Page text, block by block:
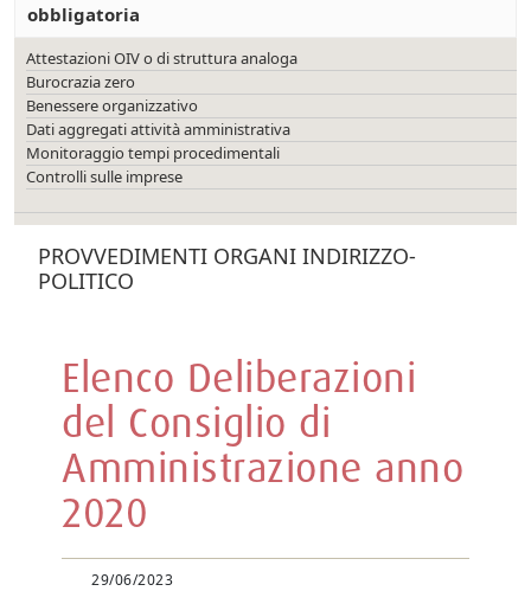
obbligatoria
Attestazioni OIV o di struttura analoga
Burocrazia zero
Benessere organizzativo
Dati aggregati attività amministrativa
Monitoraggio tempi procedimentali
Controlli sulle imprese
PROVVEDIMENTI ORGANI INDIRIZZO-
POLITICO
Elenco Deliberazioni
del Consiglio di
Amministrazione anno
2020
29/06/2023